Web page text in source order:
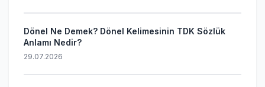
Dönel Ne Demek? Dönel Kelimesinin TDK Sözlük
Anlamı Nedir?
29.07.2026